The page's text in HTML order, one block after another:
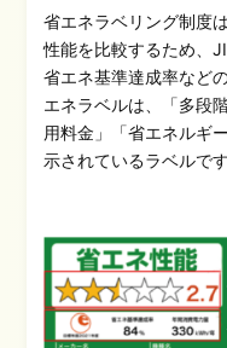
省エネラベリング制度
性能を比較するため、
省エネ基準達成率など
エネラベルは、「多段
用料金」「省エネルギ
示されているラベルです